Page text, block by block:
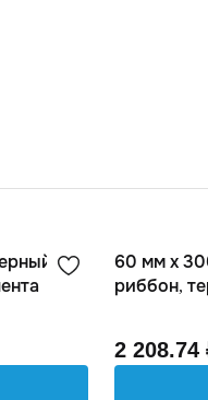
60 мм х
риббон,
2 208.74